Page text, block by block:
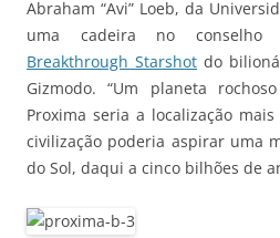
Abraham “Avi” Loeb, da
uma cadeira no
Breakthrough Starshot do
Gizmodo. “Um planeta
Proxima seria a localização
civilização poderia aspirar uma
do Sol, daqui a cinco bilhões de